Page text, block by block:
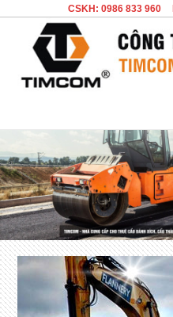
CSKH: 0986 833 960